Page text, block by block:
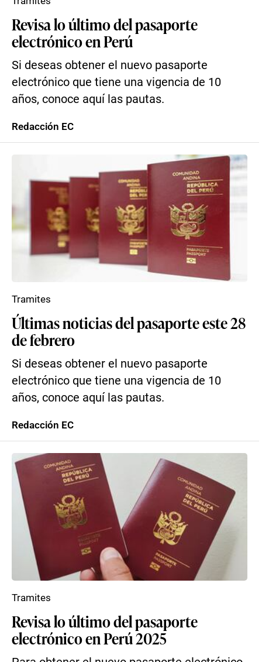
Revisa lo último del pasaporte
electrónico en Perú
Si deseas obtener el nuevo pasaporte
electrónico que tiene una vigencia de 10
años, conoce aquí las pautas.
Redacción EC
Últimas noticias del pasaporte este 28
de febrero
Si deseas obtener el nuevo pasaporte
electrónico que tiene una vigencia de 10
años, conoce aquí las pautas.
Tramites
Redacción EC
Revisa lo último del pasaporte
electrónico en Perú 2025
Tramites